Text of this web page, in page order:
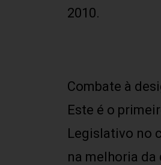
2010.
Combate à
Este é o
Legislativo no
na melhoria